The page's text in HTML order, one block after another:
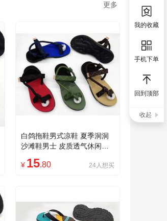
我的收藏
手机下单
回到顶部
收起
更多
白鸽拖鞋男式凉鞋 夏季洞洞
沙滩鞋男士 皮质透气休闲鞋
¥ 15.80 24人想买